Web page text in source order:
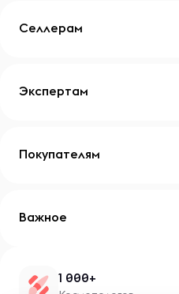
Селлерам
Экспертам
Покупателям
Важное
1 000+